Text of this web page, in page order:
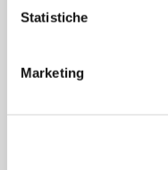
Statistiche
Marketing
HANNO